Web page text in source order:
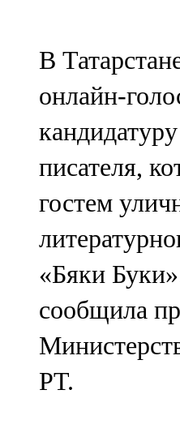
Минзәлә
107,3 FM
Мөслим
100,0 FM
Нурлат
104,7 FM
Олы Әтнә
71,42 FM
Сарман
107,8 FM
В
онлайн-
писателя,
гостем
«Бяки
сообщила
РТ.